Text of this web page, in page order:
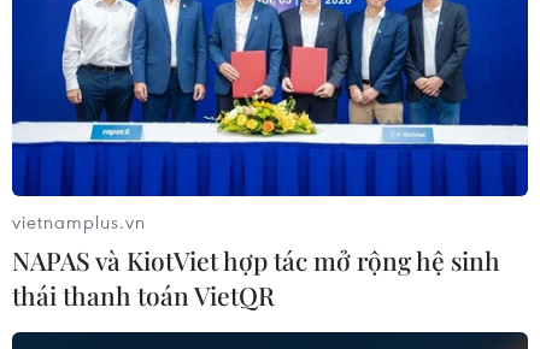
vietnamplus.vn
NAPAS và KiotViet hợp tác mở rộng hệ sinh
thái thanh toán VietQR